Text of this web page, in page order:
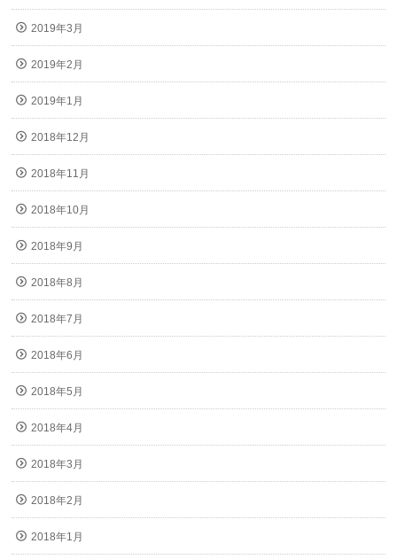
2019年3月
2019年2月
2019年1月
2018年12月
2018年11月
2018年10月
2018年9月
2018年8月
2018年7月
2018年6月
2018年5月
2018年4月
2018年3月
2018年2月
2018年1月